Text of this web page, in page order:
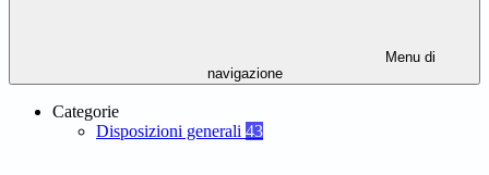
Menu di
navigazione
Categorie
Disposizioni generali 43